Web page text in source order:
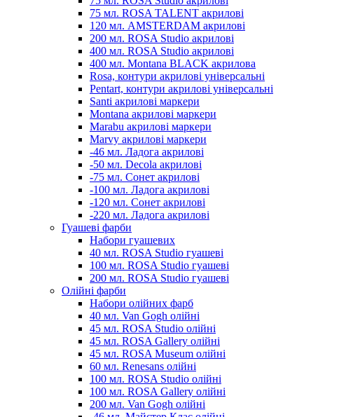
75 мл. ROSA TALENT акрилові
120 мл. AMSTERDAM акрилові
200 мл. ROSA Studio акрилові
400 мл. ROSA Studio акрилові
400 мл. Montana BLACK акрилова
Rosa, контури акрилові універсальні
Pentart, контури акрилові універсальні
Santi акрилові маркери
Montana акрилові маркери
Marabu акрилові маркери
Marvy акрилові маркери
-46 мл. Ладога акрилові
-50 мл. Decola акрилові
-75 мл. Сонет акрилові
-100 мл. Ладога акрилові
-120 мл. Сонет акрилові
-220 мл. Ладога акрилові
Гуашеві фарби
Набори гуашевих
40 мл. ROSA Studio гуашеві
100 мл. ROSA Studio гуашеві
200 мл. ROSA Studio гуашеві
Олійні фарби
Набори олійних фарб
40 мл. Van Gogh олійні
45 мл. ROSA Studio олійні
45 мл. ROSA Gallery олійні
45 мл. ROSA Museum олійні
60 мл. Renesans олійні
100 мл. ROSA Studio олійні
100 мл. ROSA Gallery олійні
200 мл. Van Gogh олійні